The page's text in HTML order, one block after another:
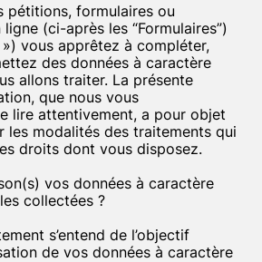
pétitions, formulaires ou
(ci-après les “Formulaires”)
vous apprêtez à compléter,
des données à caractère
allons traiter. La présente
que nous vous
lire attentivement, a pour objet
les modalités des traitements qui
droits dont vous disposez.
vos données à caractère
collectées ?
s’entend de l’objectif
de vos données à caractère